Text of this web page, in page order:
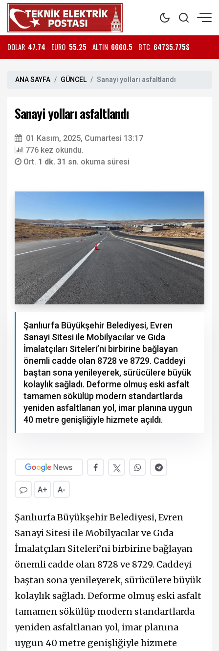
DOLAR 47.74 EURO 55.25 ALTIN 6660.5 BTC 64735.775$
ANA SAYFA GÜNCEL Sanayi yolları asfaltlandı
Sanayi yolları asfaltlandı
01 Kasım, 2025, Cumartesi 13:17
776 kez okundu.
Ort. 1 dk. 31 sn. okuma süresi
Şanlıurfa Büyükşehir Belediyesi, Evren
Sanayi Sitesi ile Mobilyacılar ve Gıda
İmalatçıları Siteleri’ni birbirine bağlayan
önemli cadde olan 8728 ve 8729. Caddeyi
baştan sona yenileyerek, sürücülere büyük
kolaylık sağladı. Deforme olmuş eski asfalt
tamamen sökülüp modern standartlarda
yeniden asfaltlanan yol, imar planına uygun
40 metre genişliğiyle hizmete açıldı.
A+ A-
Şanlıurfa Büyükşehir Belediyesi, Evren
Sanayi Sitesi ile Mobilyacılar ve Gıda
İmalatçıları Siteleri’ni birbirine bağlayan
önemli cadde olan 8728 ve 8729. Caddeyi
baştan sona yenileyerek, sürücülere büyük
kolaylık sağladı. Deforme olmuş eski asfalt
tamamen sökülüp modern standartlarda
yeniden asfaltlanan yol, imar planına
uygun 40 metre genişliğiyle hizmete